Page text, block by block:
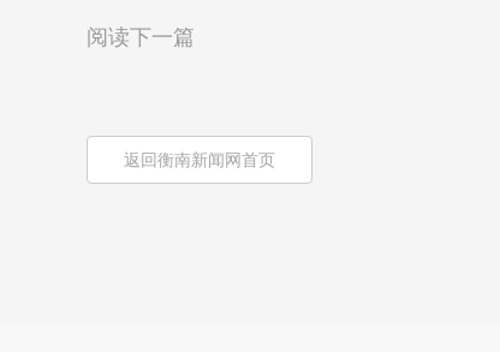
阅读下一篇
返回衡南新闻网首页